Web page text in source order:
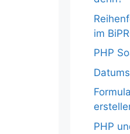
im
PHP
PHP